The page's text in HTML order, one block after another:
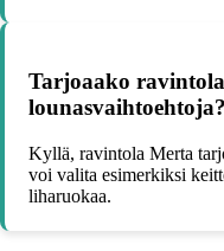
Tarjoaako
lounasvaihtoehtoja?
Kyllä, ravintola Merta
voi valita esimerkiksi
liharuokaa.